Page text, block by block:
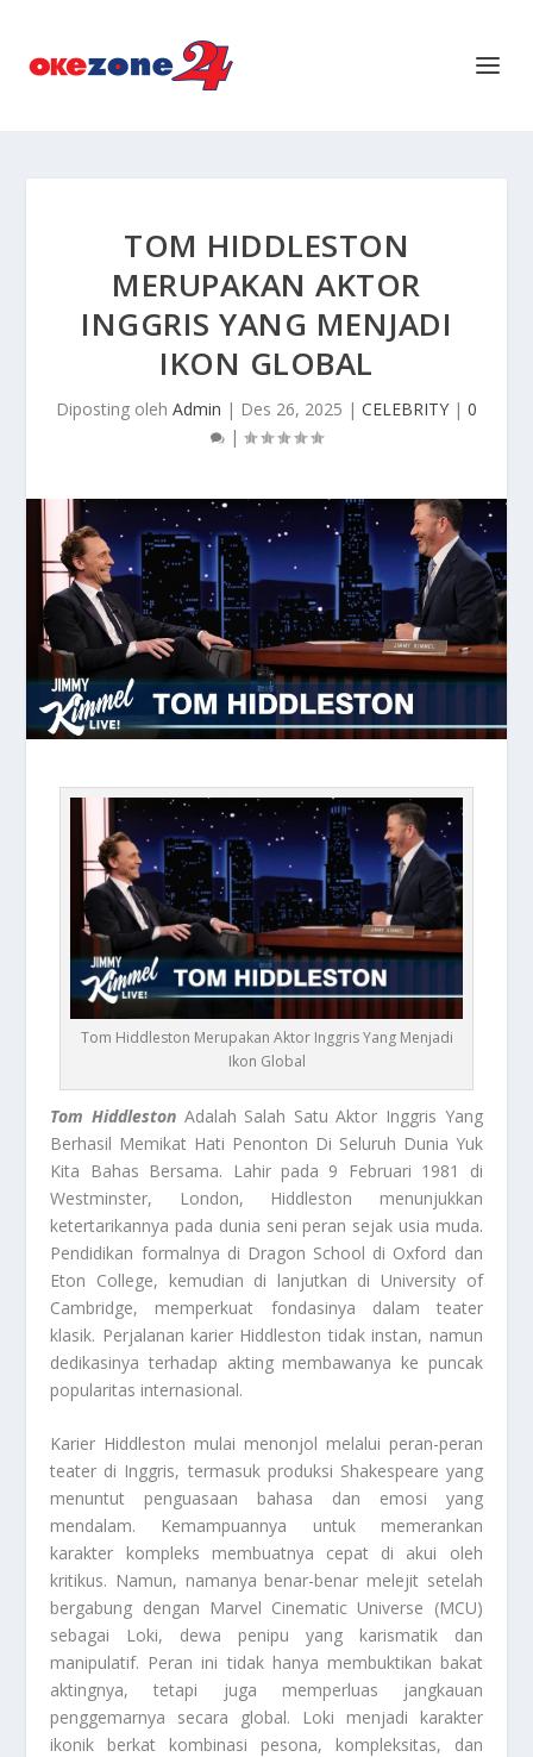
TOM HIDDLESTON
MERUPAKAN AKTOR
INGGRIS YANG MENJADI
IKON GLOBAL
Diposting oleh Admin | Des 26, 2025 | CELEBRITY | 0
|
Tom Hiddleston Merupakan Aktor Inggris Yang Menjadi
Ikon Global
Tom Hiddleston Adalah Salah Satu Aktor Inggris Yang
Berhasil Memikat Hati Penonton Di Seluruh Dunia Yuk
Kita Bahas Bersama. Lahir pada 9 Februari 1981 di
Westminster, London, Hiddleston menunjukkan
ketertarikannya pada dunia seni peran sejak usia muda.
Pendidikan formalnya di Dragon School di Oxford dan
Eton College, kemudian di lanjutkan di University of
Cambridge, memperkuat fondasinya dalam teater
klasik. Perjalanan karier Hiddleston tidak instan, namun
dedikasinya terhadap akting membawanya ke puncak
popularitas internasional.
Karier Hiddleston mulai menonjol melalui peran-peran
teater di Inggris, termasuk produksi Shakespeare yang
menuntut penguasaan bahasa dan emosi yang
mendalam. Kemampuannya untuk memerankan
karakter kompleks membuatnya cepat di akui oleh
kritikus. Namun, namanya benar-benar melejit setelah
bergabung dengan Marvel Cinematic Universe (MCU)
sebagai Loki, dewa penipu yang karismatik dan
manipulatif. Peran ini tidak hanya membuktikan bakat
aktingnya, tetapi juga memperluas jangkauan
penggemarnya secara global. Loki menjadi karakter
ikonik berkat kombinasi pesona, kompleksitas, dan